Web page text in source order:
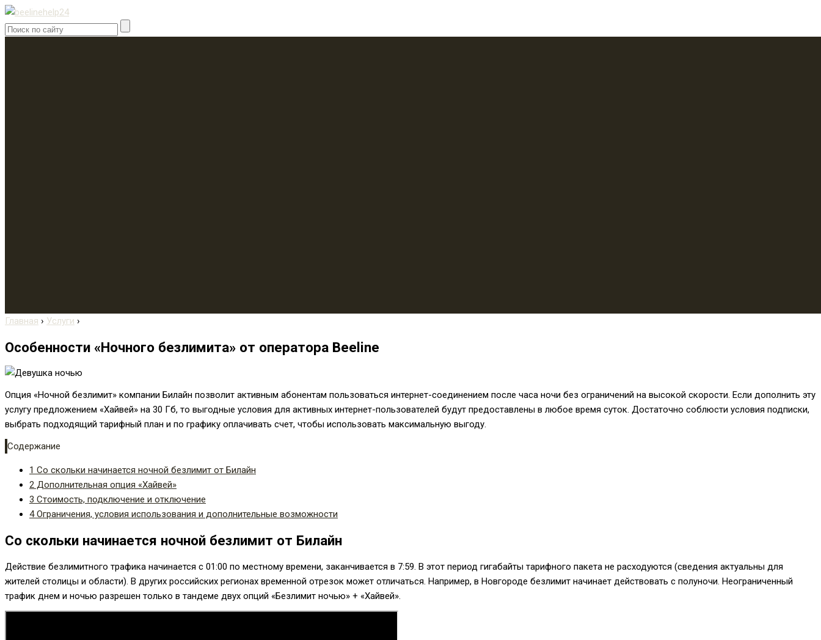
Главная › Услуги ›
Особенности «Ночного безлимита» от оператора Beeline
Опция «Ночной безлимит» компании Билайн позволит активным абонентам пользоваться интернет-соединением после часа ночи без ограничений на высокой скорости. Если дополнить эту
услугу предложением «Хайвей» на 30 Гб, то выгодные условия для активных интернет-пользователей будут предоставлены в любое время суток. Достаточно соблюсти условия подписки,
выбрать подходящий тарифный план и по графику оплачивать счет, чтобы использовать максимальную выгоду.
Содержание
1 Со скольки начинается ночной безлимит от Билайн
2 Дополнительная опция «Хайвей»
3 Стоимость, подключение и отключение
4Ограничения, условия использования и дополнительные возможности
Со скольки начинается ночной безлимит от Билайн
Действие безлимитного трафика начинается с 01:00 по местному времени, заканчивается в 7:59. В этот период гигабайты тарифного пакета не расходуются (сведения актуальны для
жителей столицы и области). В других российских регионах временной отрезок может отличаться. Например, в Новгороде безлимит начинает действовать с полуночи. Неограниченный
трафик днем и ночью разрешен только в тандеме двух опций «Безлимит ночью» + «Хайвей».